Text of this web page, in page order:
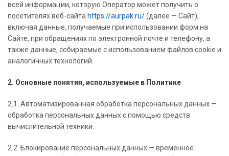
всей информации, которую Оператор может получить о
посетителях веб-сайта https://aurpak.ru/(далее — Сайт),
включая данные, получаемые при использовании форм на
Сайте, при обращениях по электронной почте и телефону, а
также данные, собираемые с использованием файлов cookie и
аналогичных технологий.
2. Основные понятия, используемые в Политике
2.1. Автоматизированная обработка персональных данных —
обработка персональных данных с помощью средств
вычислительной техники.
2.2. Блокирование персональных данных — временное